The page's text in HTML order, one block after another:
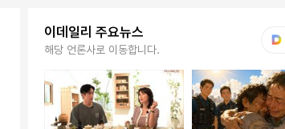
이데일리 주요뉴스
해당 언론사로 이동합니다.